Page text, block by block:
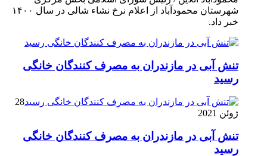
شهرستان محمودآباد از اعلام نرخ نشاء شالی در سال ۱۴۰۰
خبر داد.
تنش آبی در مازندران به مصرف كنندگان خانگی
رسيد
28
ژوئن 2021
تنش آبی در مازندران به مصرف كنندگان خانگی
رسيد